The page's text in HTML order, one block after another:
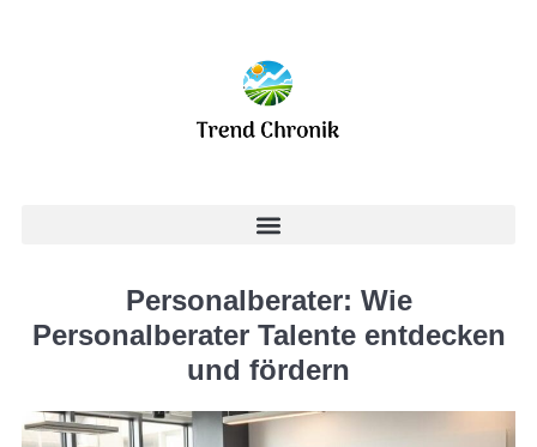
Personalberater: Wie
Personalberater Talente entdecken
und fördern